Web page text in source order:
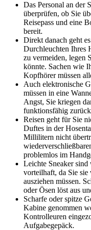
Das Personal an der
überprüfen, ob Sie
Reisepass und eine
bereit.
Direkt danach geht
Durchleuchten Ihres
zu vermeiden, legen
könnte. Sachen wie
Kopfhörer müssen
Auch elektronische
müssen in eine
Angst, Sie kriegen
funktionsfähig
Reisen geht für Sie
Duftes in der
Millilitern nicht
problemlos im
Leichte Sneaker
vorteilhaft, da Sie
ausziehen müssen.
oder Ösen löst aus
Scharfe oder spitze
Kabine genommen
Kontrolleuren
Aufgabegepäck.